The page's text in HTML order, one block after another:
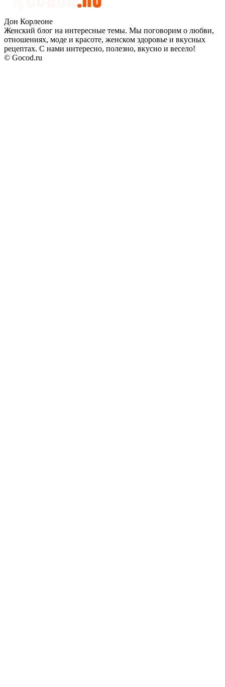
Дон Корлеоне
Женский блог на интересные темы. Мы поговорим о любви,
отношениях, моде и красоте, женском здоровье и вкусных
рецептах. С нами интересно, полезно, вкусно и весело!
© Gocod.ru